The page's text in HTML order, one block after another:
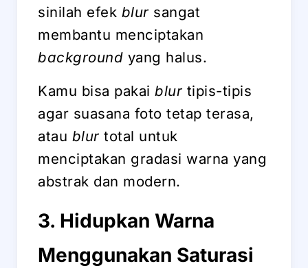
sinilah efek blur sangat
membantu menciptakan
background yang halus.
Kamu bisa pakai blur tipis-tipis
agar suasana foto tetap terasa,
atau blur total untuk
menciptakan gradasi warna yang
abstrak dan modern.
3. Hidupkan Warna
Menggunakan Saturasi